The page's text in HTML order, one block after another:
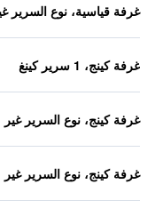
غرفة قياسية، نوع السرير
غرفة كينج، 1 سرير كينغ
غرفة كينج، نوع السرير
غرفة كينج، نوع السرير